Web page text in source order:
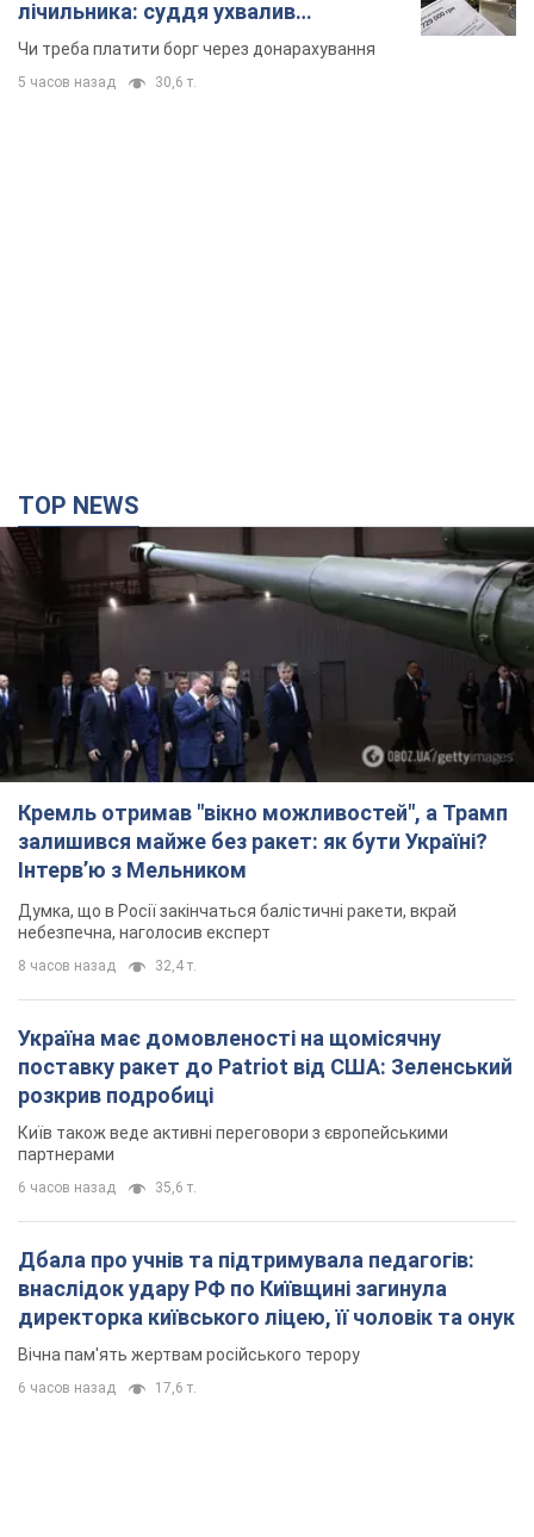
лічильника: суддя ухвалив
неочікуване рішення
Чи треба платити борг через донарахування
5 часов назад 30,6 т.
TOP NEWS
Кремль отримав "вікно можливостей", а Трамп
залишився майже без ракет: як бути Україні?
Інтерв’ю з Мельником
Думка, що в Росії закінчаться балістичні ракети, вкрай
небезпечна, наголосив експерт
8 часов назад 32,4 т.
Україна має домовленості на щомісячну
поставку ракет до Patriot від США: Зеленський
розкрив подробиці
Київ також веде активні переговори з європейськими
партнерами
6 часов назад 35,6 т.
Дбала про учнів та підтримувала педагогів:
внаслідок удару РФ по Київщині загинула
директорка київського ліцею, її чоловік та онук
Вічна пам'ять жертвам російського терору
6 часов назад 17,6 т.